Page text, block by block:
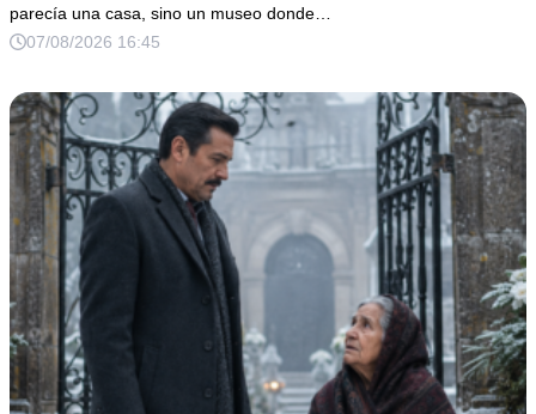
parecía una casa, sino un museo donde…
07/08/2026 16:45